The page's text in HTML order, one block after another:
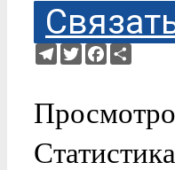
Telegram
TwitterFacebook